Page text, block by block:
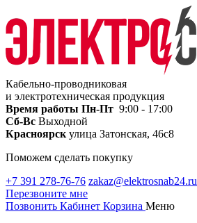
Кабельно-проводниковая
и электротехническая продукция
Время работы Пн-Пт 9:00 - 17:00
Сб-Вс Выходной
Красноярск улица Затонская, 46с8
Поможем сделать покупку
+7 391 278-76-76 zakaz@elektrosnab24.ru
Перезвоните мне
Позвонить Кабинет Корзина Меню